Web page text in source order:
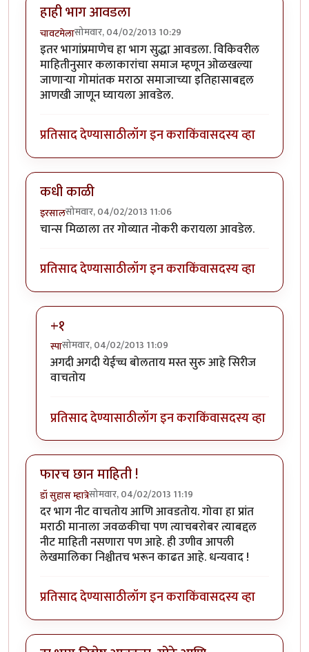
हाही भाग आवडला
चावटमेलासोमवार, 04/02/2013 10:29
इतर भागांप्रमाणेच हा भाग सुद्धा आवडला. विकिवरील
माहितीनुसार कलाकारांचा समाज म्हणून ओळखल्या
जाणार्‍या गोमांतक मराठा समाजाच्या इतिहासाबद्दल
आणखी जाणून घ्यायला आवडेल.
प्रतिसाद देण्यासाठीलॉग इन कराकिंवासदस्य व्हा
कधी काळी
इरसालसोमवार, 04/02/2013 11:06
चान्स मिळाला तर गोव्यात नोकरी करायला आवडेल.
प्रतिसाद देण्यासाठीलॉग इन कराकिंवासदस्य व्हा
+१
स्पासोमवार, 04/02/2013 11:09
In reply toकधी काळीbyइरसाल
अगदी अगदी येईच्च बोलताय मस्त सुरु आहे सिरीज
वाचतोय
प्रतिसाद देण्यासाठीलॉग इन कराकिंवासदस्य व्हा
फारच छान माहिती !
डॉ सुहास म्हात्रेसोमवार, 04/02/2013 11:19
दर भाग नीट वाचतोय आणि आवडतोय. गोवा हा प्रांत
मराठी मानाला जवळकीचा पण त्याचबरोबर त्याबद्दल
नीट माहिती नसणारा पण आहे. ही उणीव आपली
लेखमालिका निश्चीतच भरून काढत आहे. धन्यवाद !
प्रतिसाद देण्यासाठीलॉग इन कराकिंवासदस्य व्हा